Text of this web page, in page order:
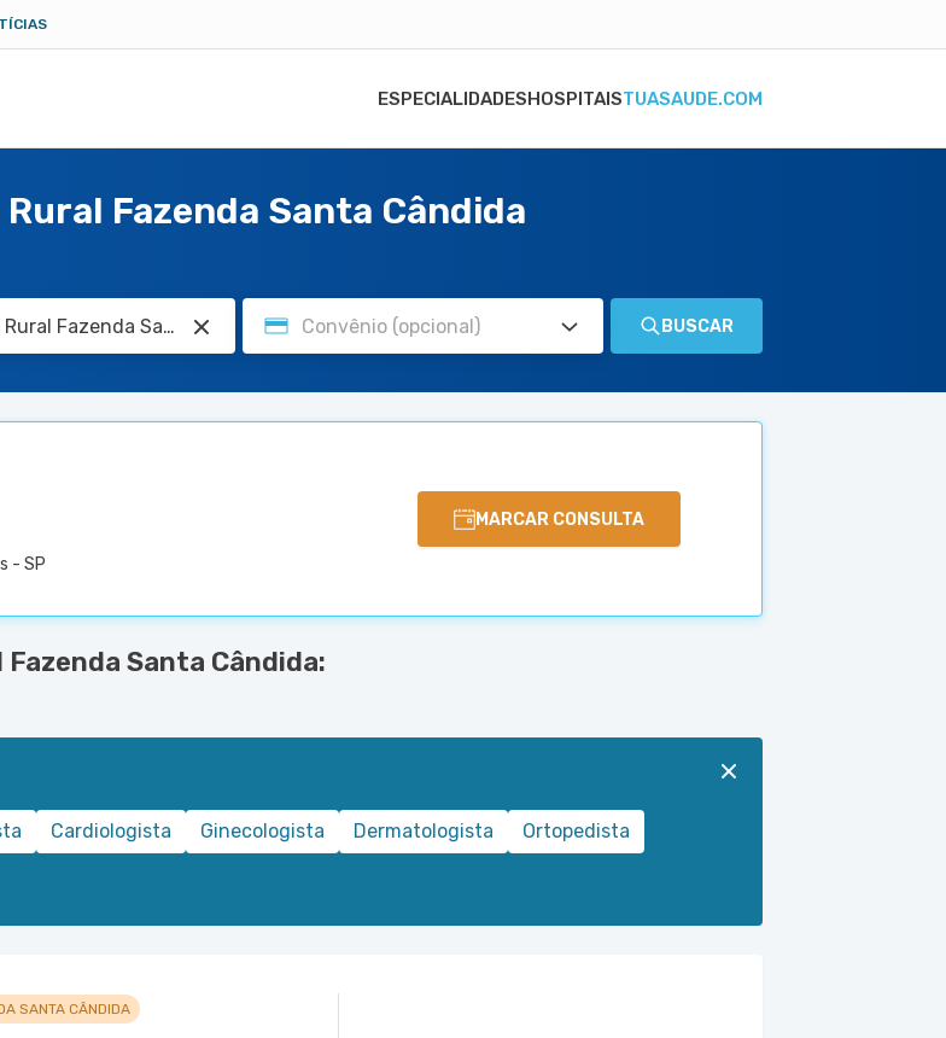
ESPECIALIDADESHOSPITAISTUASAUDE.COM
Fazenda Santa Cândida
BUSCAR
- SP
MARCAR CONSULTA
Santa Cândida:
Cardiologista Ginecologista Dermatologista
Ortopedista
SANTA CÂNDIDA